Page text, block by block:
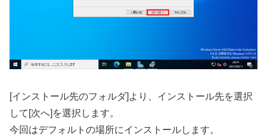
[インストール先のフォルダ]より、インストール先を選択
して[次へ]を選択します。
今回はデフォルトの場所にインストールします。